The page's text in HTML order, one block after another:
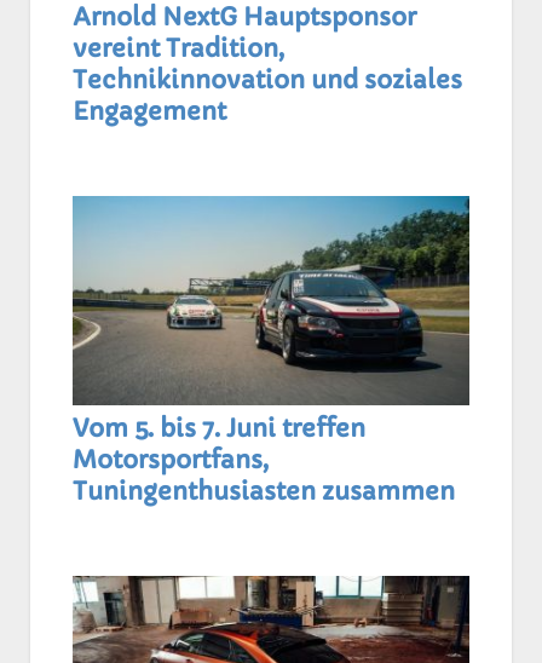
Arnold NextG Hauptsponsor
vereint Tradition,
Technikinnovation und soziales
Engagement
Vom 5. bis 7. Juni treffen
Motorsportfans,
Tuningenthusiasten zusammen